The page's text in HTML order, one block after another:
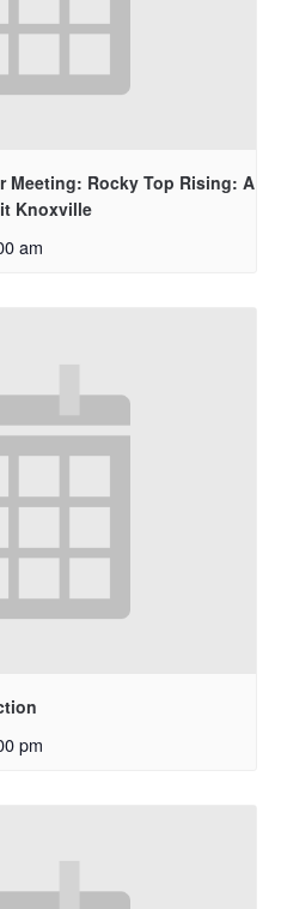
Meeting: Rocky Top Rising: A
Knoxville
am
pm